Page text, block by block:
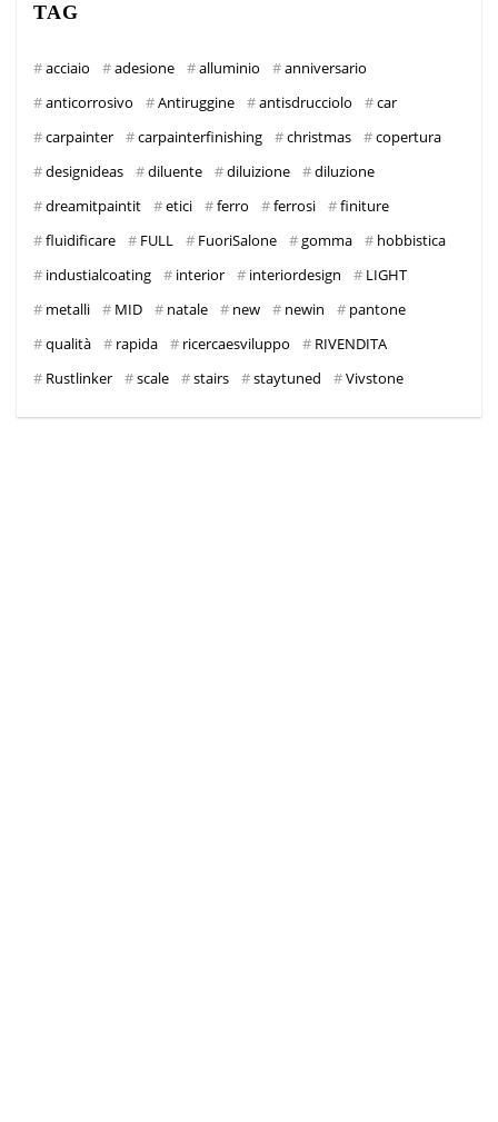
TAG
acciaio adesione alluminio
anniversario
anticorrosivo
Antiruggine antisdrucciolo
car
carpainter
carpainterfinishing christmas
copertura
designideas
diluente diluizione
diluzione
dreamitpaintit
etici ferro ferrosi
finiture
fluidificare
FULL FuoriSalone gomma
hobbistica
industialcoating
interior interiordesign
LIGHT
metalli
MID natale new newin
pantone
qualità
rapida ricercaesviluppo
RIVENDITA
Rustlinker
scale stairs staytuned Vivstone